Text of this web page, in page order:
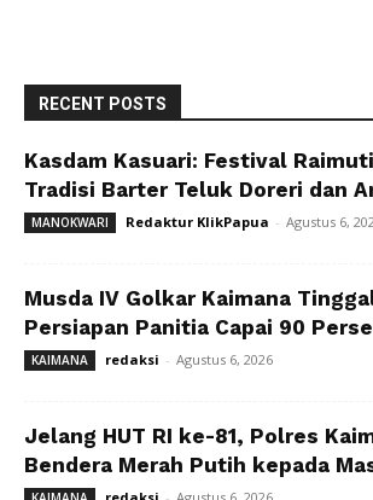
RECENT POSTS
Kasdam Kasuari: Festival
Tradisi Barter Teluk Doreri dan
MANOKWARI Redaktur KlikPapua - Agustus 6,
Musda IV Golkar Kaimana
Persiapan Panitia Capai 90
KAIMANA redaksi - Agustus 6, 2026
Jelang HUT RI ke-81, Polres
Bendera Merah Putih kepada